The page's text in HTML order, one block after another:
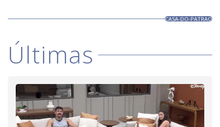
CASA-DO-PATRAO
Últimas